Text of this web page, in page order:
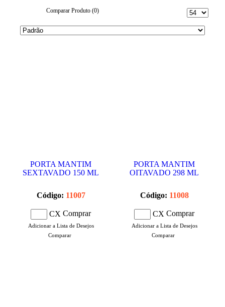
Comparar Produto (0)
PORTA MANTIM
SEXTAVADO 150 ML
Código: 11007
CX Comprar
Adicionar a Lista de Desejos
Comparar
PORTA MANTIM
OITAVADO 298 ML
Código: 11008
CX Comprar
Adicionar a Lista de Desejos
Comparar